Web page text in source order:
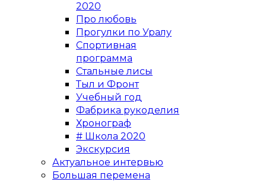
2020
Про любовь
Прогулки по Уралу
Спортивная
программа
Стальные лисы
Тыл и Фронт
Учебный год
Фабрика рукоделия
Хронограф
# Школа 2020
Экскурсия
Актуальное интервью
Большая перемена